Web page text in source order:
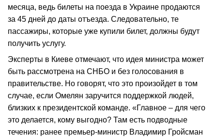
месяца, ведь билеты на поезда в Украине продаются
за 45 дней до даты отъезда. Следовательно, те
пассажиры, которые уже купили билет, должны будут
получить услугу.
Эксперты в Киеве отмечают, что идея министра может
быть рассмотрена на СНБО и без голосования в
правительстве. Но говорят, что это произойдет в том
случае, если Омелян заручится поддержкой людей,
близких к президентской команде. «Главное – для чего
это делается, кому выгодно? Там есть подводные
течения: ранее премьер-министр Владимир Гройсман